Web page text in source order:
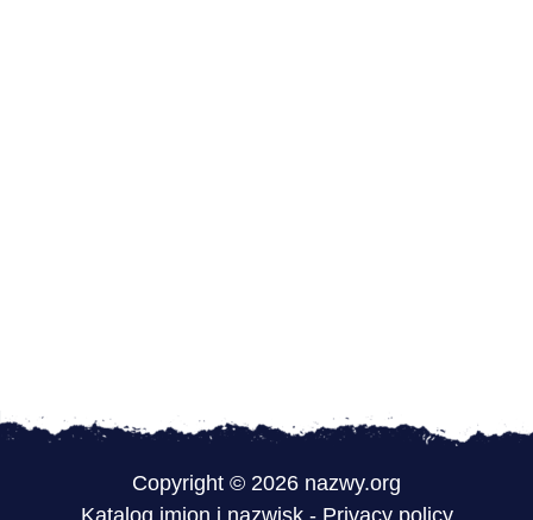
Copyright © 2026 nazwy.org
Katalog imion i nazwisk- Privacy policy